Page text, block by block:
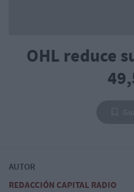
OHL reduce
AUTOR
REDACCIÓN CAPITAL RADIO